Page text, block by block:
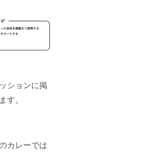
ションに掲
す。
カレーでは